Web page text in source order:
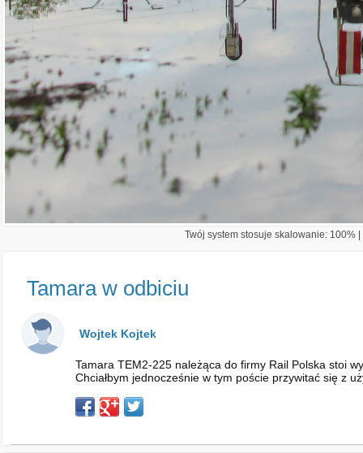
Twój system stosuje skalowanie: 100%
Tamara w odbiciu
Wojtek Kojtek
Tamara TEM2-225 należąca do firmy Rail Polska stoi
Chciałbym jednocześnie w tym poście przywitać się z